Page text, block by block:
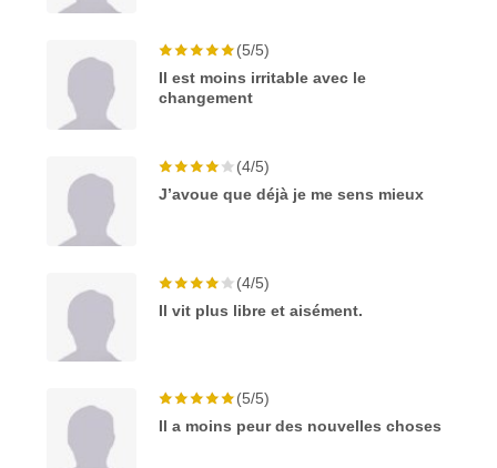
(5/5)
Il est moins irritable avec le
changement
(4/5)
J’avoue que déjà je me sens mieux
(4/5)
Il vit plus libre et aisément.
(5/5)
Il a moins peur des nouvelles choses